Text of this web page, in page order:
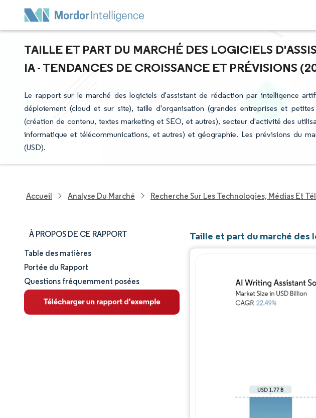
TAILLE ET PART DU MARCHÉ DES LOGICIELS
IA - TENDANCES DE CROISSANCE ET PRÉVISIONS
Le rapport sur le marché des logiciels d'assistant de rédaction par intelligence
déploiement (cloud et sur site), taille d'organisation (grandes entreprises et
(création de contenu, textes marketing et SEO, et autres), secteur d'activité des
informatique et télécommunications, et autres) et géographie. Les prévisions du
(USD).
Accueil Analyse Du Marché Recherche Sur Les Technologies, Médias Et
À PROPOS DE CE RAPPORT
Taille et part de marché
Analyse du marché
Tendances et perspectives
Table des matières
Portée du Rapport
Questions fréquemment posées
Taille et part du marché